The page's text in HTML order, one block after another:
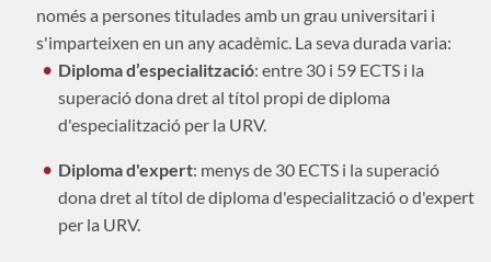
només a persones titulades amb un grau universitari i
s'imparteixen en un any acadèmic. La seva durada varia:
Diploma d’especialització: entre 30 i 59 ECTS i la
superació dona dret al títol propi de diploma
d'especialització per la URV.
Diploma d'expert: menys de 30 ECTS i la superació
dona dret al títol de diploma d'especialització o d'expert
per la URV.